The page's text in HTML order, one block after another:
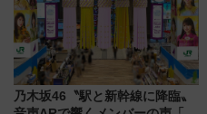
乃木坂46〝駅と新幹線に降臨〟